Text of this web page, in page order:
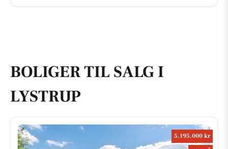
BOLIGER TIL SALG I
LYSTRUP
5.195.000 kr